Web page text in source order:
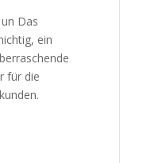
Das
ein
für die